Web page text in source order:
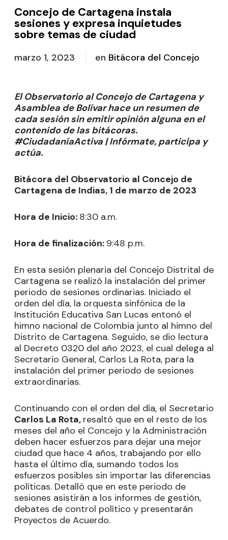
Concejo de Cartagena instala
sesiones y expresa inquietudes
sobre temas de ciudad
marzo 1, 2023 en Bitácora del Concejo
El Observatorio al Concejo de Cartagena y
Asamblea de Bolívar hace un resumen de
cada sesión sin emitir opinión alguna en el
contenido de las bitácoras.
#CiudadaníaActiva | Infórmate, participa y
actúa.
Bitácora del Observatorio al Concejo de
Cartagena de Indias, 1 de marzo de 2023
Hora de Inicio: 8:30 a.m.
Hora de finalización: 9:48 p.m.
En esta sesión plenaria del Concejo Distrital de
Cartagena se realizó la instalación del primer
periodo de sesiones ordinarias. Iniciado el
orden del día, la orquesta sinfónica de la
Institución Educativa San Lucas entonó el
himno nacional de Colombia junto al himno del
Distrito de Cartagena. Seguido, se dio lectura
al Decreto 0320 del año 2023, el cual delega al
Secretario General, Carlos La Rota, para la
instalación del primer periodo de sesiones
extraordinarias.
Continuando con el orden del día, el Secretario
Carlos La Rota, resaltó que en el resto de los
meses del año el Concejo y la Administración
deben hacer esfuerzos para dejar una mejor
ciudad que hace 4 años, trabajando por ello
hasta el último día, sumando todos los
esfuerzos posibles sin importar las diferencias
políticas. Detalló que en este periodo de
sesiones asistirán a los informes de gestión,
debates de control político y presentarán
Proyectos de Acuerdo.